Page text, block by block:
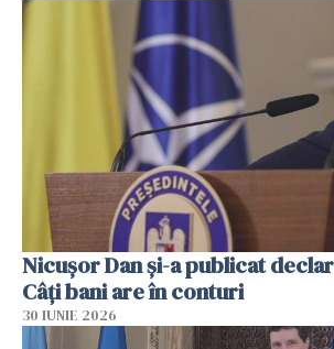
Nicuşor Dan şi-a publicat
Câți bani are în conturi
30 IUNIE 2026